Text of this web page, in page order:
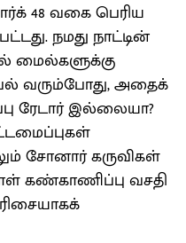
48 வகை பெரிய
நமது நாட்டின்
மைல்களுக்கு
வரும்போது, அதைக்
ரேடார் இல்லையா?
சோனார் கருவிகள்
கண்காணிப்பு வசதி